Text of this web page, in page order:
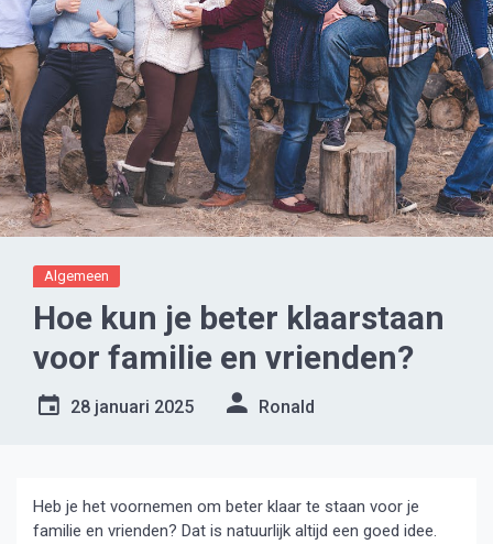
Algemeen
Hoe kun je beter klaarstaan
voor familie en vrienden?
28 januari 2025 Ronald
Heb je het voornemen om beter klaar te staan voor je
familie en vrienden? Dat is natuurlijk altijd een goed idee.